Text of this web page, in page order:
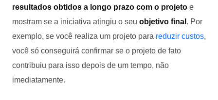
resultados obtidos a longo prazo com o projeto e
mostram se a iniciativa atingiu o seu objetivo final . Por
exemplo, se você realiza um projeto para reduzir custos,
você só conseguirá confirmar se o projeto de fato
contribuiu para isso depois de um tempo, não
imediatamente.